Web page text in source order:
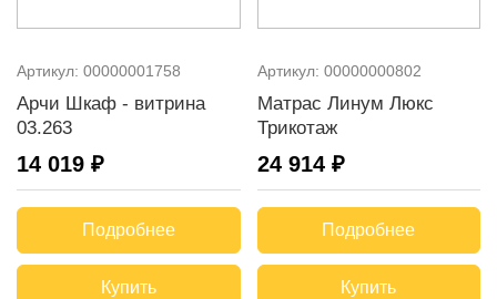
Артикул: 00000001758
Арчи Шкаф - витрина
03.263
14 019 ₽
Подробнее
Купить
Артикул: 00000000802
Матрас Линум Люкс
Трикотаж
24 914 ₽
Подробнее
Купить